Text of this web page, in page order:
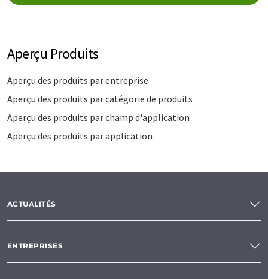
Aperçu Produits
Aperçu des produits par entreprise
Aperçu des produits par catégorie de produits
Aperçu des produits par champ d'application
Aperçu des produits par application
ACTUALITÉS
ENTREPRISES